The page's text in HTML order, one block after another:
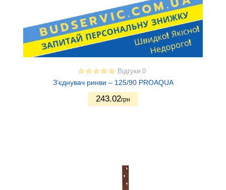
Відгуки 0
З’єднувач ринви – 125/90 PROAQUA
243.02грн